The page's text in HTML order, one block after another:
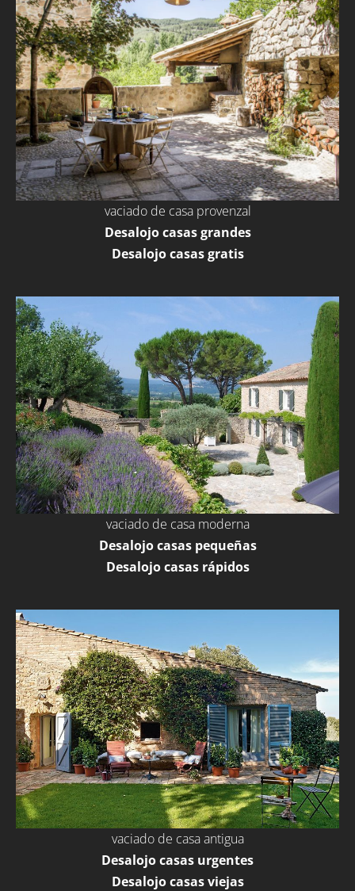
vaciado de casa provenzal
Desalojo casas grandes
Desalojo casas gratis
vaciado de casa moderna
Desalojo casas pequeñas
Desalojo casas rápidos
vaciado de casa antigua
Desalojo casas urgentes
Desalojo casas viejas